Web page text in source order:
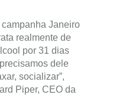
Janeiro
realmente de
por 31 dias
dele
socializar”,
Piper, CEO da